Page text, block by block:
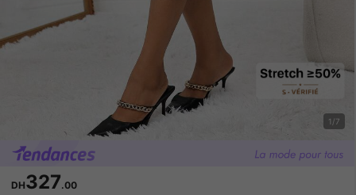
1/7
DH327.00